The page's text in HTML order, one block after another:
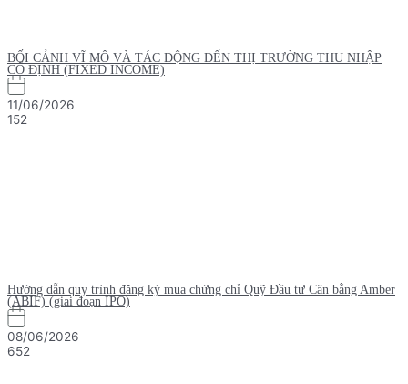
BỐI CẢNH VĨ MÔ VÀ TÁC ĐỘNG ĐẾN THỊ TRƯỜNG THU NHẬP
CỐ ĐỊNH (FIXED INCOME)
11/06/2026
152
Hướng dẫn quy trình đăng ký mua chứng chỉ Quỹ Đầu tư Cân bằng Amber
(ABIF) (giai đoạn IPO)
08/06/2026
652